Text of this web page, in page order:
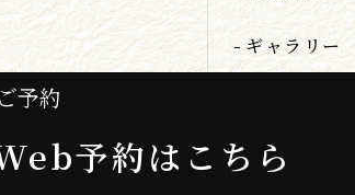
ギャラリー
予約
予約はこちら